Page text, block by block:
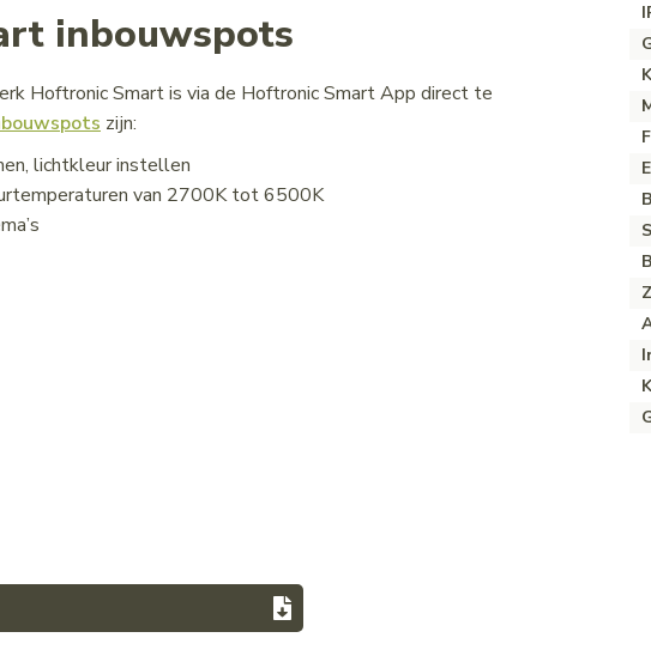
inbouwspots
Hoftronic Smart is via de Hoftronic Smart App direct te
zijn:
lichtkleur instellen
van 2700K tot 6500K